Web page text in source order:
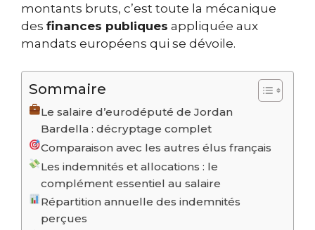
montants bruts, c’est toute la mécanique
des finances publiques appliquée aux
mandats européens qui se dévoile.
Sommaire
Le salaire d’eurodéputé de Jordan
Bardella : décryptage complet
Comparaison avec les autres élus français
Les indemnités et allocations : le
complément essentiel au salaire
Répartition annuelle des indemnités
perçues